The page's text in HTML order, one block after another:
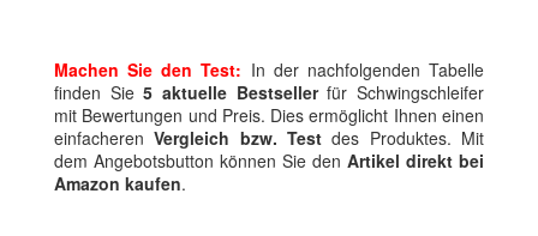
Machen Sie den Test: In der nachfolgenden Tabelle
finden Sie5 aktuelle Bestsellerfür Schwingschleifer
mit Bewertungen und Preis. Dies ermöglicht Ihnen einen
einfacherenVergleich bzw. Test des Produktes. Mit
dem Angebotsbutton können Sie den Artikel direkt bei
Amazon kaufen.